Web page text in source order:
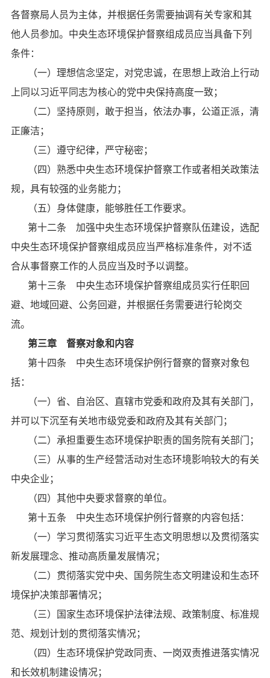
各督察局人员为主体，并根据任务需要抽调有关专家和其
他人员参加。中央生态环境保护督察组成员应当具备下列
条件：
（一）理想信念坚定，对党忠诚，在思想上政治上行动
上同以习近平同志为核心的党中央保持高度一致；
（二）坚持原则，敢于担当，依法办事，公道正派，清
正廉洁；
（三）遵守纪律，严守秘密；
（四）熟悉中央生态环境保护督察工作或者相关政策法
规，具有较强的业务能力；
（五）身体健康，能够胜任工作要求。
第十二条 加强中央生态环境保护督察队伍建设，选配
中央生态环境保护督察组成员应当严格标准条件，对不适
合从事督察工作的人员应当及时予以调整。
第十三条 中央生态环境保护督察组成员实行任职回
避、地域回避、公务回避，并根据任务需要进行轮岗交
流。
第三章 督察对象和内容
第十四条 中央生态环境保护例行督察的督察对象包
括：
（一）省、自治区、直辖市党委和政府及其有关部门，
并可以下沉至有关地市级党委和政府及其有关部门；
（二）承担重要生态环境保护职责的国务院有关部门；
（三）从事的生产经营活动对生态环境影响较大的有关
中央企业；
（四）其他中央要求督察的单位。
第十五条 中央生态环境保护例行督察的内容包括：
（一）学习贯彻落实习近平生态文明思想以及贯彻落实
新发展理念、推动高质量发展情况；
（二）贯彻落实党中央、国务院生态文明建设和生态环
境保护决策部署情况；
（三）国家生态环境保护法律法规、政策制度、标准规
范、规划计划的贯彻落实情况；
（四）生态环境保护党政同责、一岗双责推进落实情况
和长效机制建设情况；